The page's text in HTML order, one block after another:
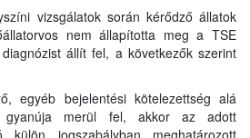
vizsgálatok során kérődző állatok
nem állapította meg a TSE
állít fel, a következők szerint
egyéb bejelentési kötelezettség alá
gyanúja merül fel, akkor az adott